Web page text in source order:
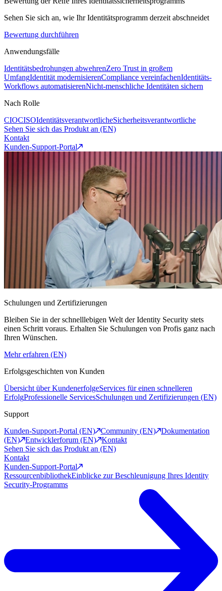
Sehen Sie sich an, wie Ihr Identitätsprogramm derzeit abschneidet
Bewertung durchführen
Anwendungsfälle
Identitätsbedrohungen abwehrenZero Trust in großem
UmfangIdentität modernisierenCompliance vereinfachenIdentitäts-
Workflows automatisierenNicht-menschliche Identitäten sichern
Nach Rolle
CIOCISOIdentitätsverantwortlicheSicherheitsverantwortliche
Sehen Sie sich das Produkt an (EN)
Kontakt
Kunden-Support-Portal
Schulungen und Zertifizierungen
Bleiben Sie in der schnelllebigen Welt der Identity Security stets
einen Schritt voraus. Erhalten Sie Schulungen von Profis ganz nach
Ihren Wünschen.
Mehr erfahren (EN)
Erfolgsgeschichten von Kunden
Übersicht über KundenerfolgeServices für einen schnelleren
ErfolgProfessionelle ServicesSchulungen und Zertifizierungen (EN)
Support
Kunden-Support-Portal (EN)
Community (EN)
Dokumentation
(EN)
Entwicklerforum (EN)
Kontakt
Sehen Sie sich das Produkt an (EN)
Kontakt
Kunden-Support-Portal
RessourcenbibliothekEinblicke zur Beschleunigung Ihres Identity
Security-Programms